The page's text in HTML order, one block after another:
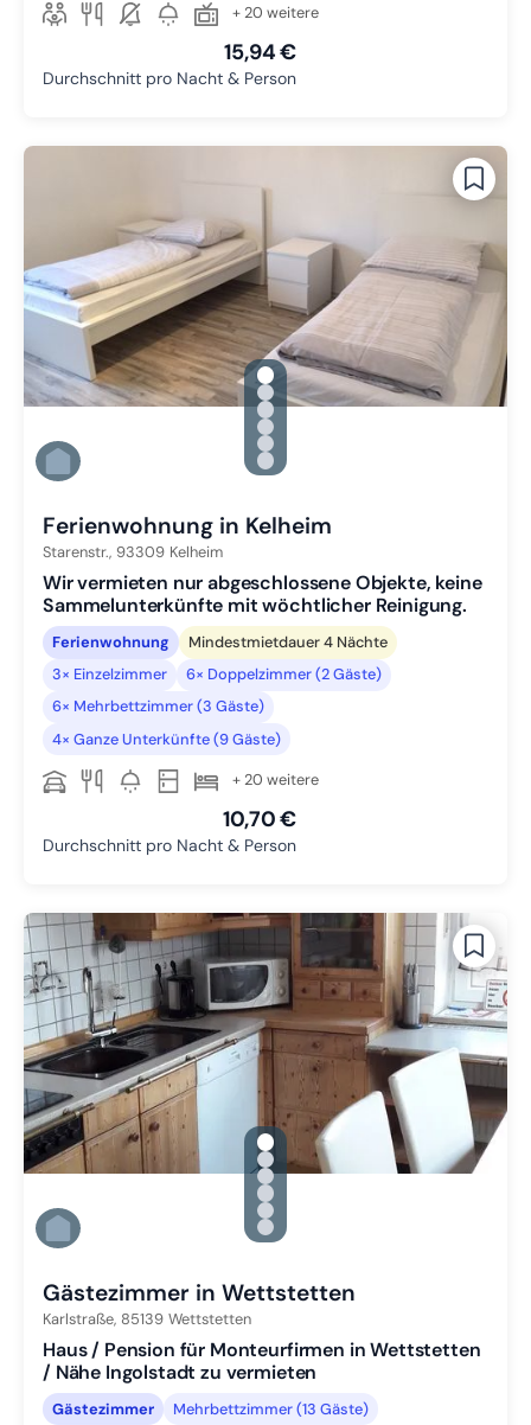
+ 20 weitere
15,94 €
Durchschnitt pro Nacht & Person
gallery.slide_selector
Zu Slide 1 wechseln
Zu Slide 2 wechseln
Zu Slide 3 wechseln
Zu Slide 4 wechseln
Zu Slide 5 wechseln
Zu Slide 6 wechseln
Ferienwohnung in Kelheim
Starenstr., 93309 Kelheim
Wir vermieten nur abgeschlossene Objekte, keine
Sammelunterkünfte mit wöchtlicher Reinigung.
Ferienwohnung
Mindestmietdauer 4 Nächte
3× Einzelzimmer
6× Doppelzimmer (2 Gäste)
6× Mehrbettzimmer (3 Gäste)
4× Ganze Unterkünfte (9 Gäste)
+ 20 weitere
10,70 €
Durchschnitt pro Nacht & Person
gallery.slide_selector
Zu Slide 1 wechseln
Zu Slide 2 wechseln
Zu Slide 3 wechseln
Zu Slide 4 wechseln
Zu Slide 5 wechseln
Zu Slide 6 wechseln
Gästezimmer in Wettstetten
Karlstraße, 85139 Wettstetten
Haus / Pension für Monteurfirmen in Wettstetten
/ Nähe Ingolstadt zu vermieten
Gästezimmer Mehrbettzimmer (13 Gäste)